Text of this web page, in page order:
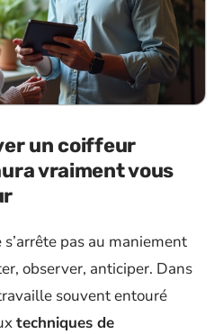
un coiffeur
vraiment vous
s’arrête pas au maniement
observer, anticiper. Dans
souvent entouré
techniques de